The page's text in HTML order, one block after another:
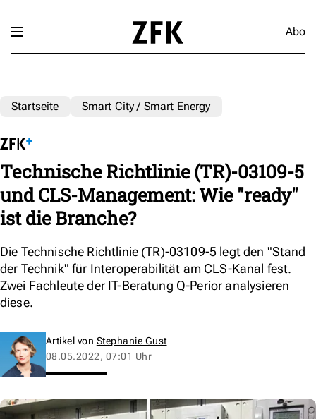
Abo
Startseite Smart City / Smart Energy
Technische Richtlinie (TR)-03109-5
und CLS-Management: Wie "ready"
ist die Branche?
Die Technische Richtlinie (TR)-03109-5 legt den "Stand
der Technik" für Interoperabilität am CLS-Kanal fest.
Zwei Fachleute der IT-Beratung Q-Perior analysieren
diese.
Artikel von Stephanie Gust
08.05.2022, 07:01 Uhr